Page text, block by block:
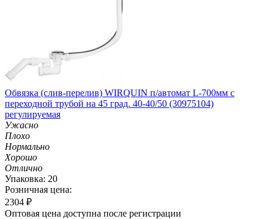
Обвязка (слив-перелив) WIRQUIN п/автомат L-700мм с
переходной трубой на 45 град. 40-40/50 (30975104)
регулируемая
Ужасно
Плохо
Нормально
Хорошо
Отлично
Упаковка: 20
Розничная цена:
2304 ₽
Оптовая цена доступна после регистрации